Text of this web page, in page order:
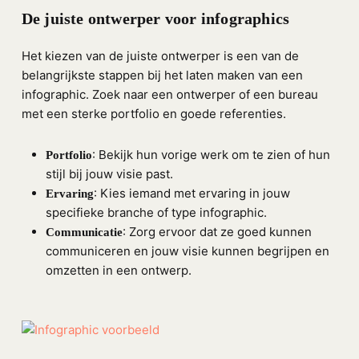
De juiste ontwerper voor infographics
Het kiezen van de juiste ontwerper is een van de
belangrijkste stappen bij het laten maken van een
infographic. Zoek naar een ontwerper of een bureau
met een sterke portfolio en goede referenties.
Portfolio: Bekijk hun vorige werk om te zien of hun
stijl bij jouw visie past.
Ervaring: Kies iemand met ervaring in jouw
specifieke branche of type infographic.
Communicatie: Zorg ervoor dat ze goed kunnen
communiceren en jouw visie kunnen begrijpen en
omzetten in een ontwerp.